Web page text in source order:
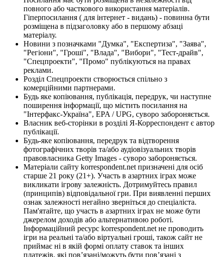
повного або часткового використання матеріалів.
Гіперпосилання ( для інтернет - видань) - повинна бути
розміщена в підзаголовку або в першому абзаці
матеріалу.
Новини з позначками "Думка", "Експертиза", "Заява",
"Регіони", "Гроші", "Влада", "Вибори", "Тест-драйв",
"Спецпроекти", "Промо" публікуються на правах
реклами.
Розділ Спецпроекти створюється спільно з
комерційними партнерами.
Будь яке копіювання, публікація, передрук, чи наступне
поширення інформації, що містить посилання на
"Інтерфакс-Україна", EPA / UPG, суворо забороняється.
Власник веб-сторінки в розділі Я-Корреспондент є автор
публікації.
Будь-яке копіювання, передрук та відтворення
фотографічних творів та/або аудіовізуальних творів
правовласника Getty Images - суворо забороняється.
Матеріали сайту korrespondent.net призначені для осіб
старше 21 року (21+). Участь в азартних іграх може
викликати ігрову залежність. Дотримуйтесь правил
(принципів) відповідальної гри. При виявленні перших
ознак залежності негайно зверніться до спеціаліста.
Пам'ятайте, що участь в азартних іграх не може бути
джерелом доходів або альтернативою роботі.
Інформаційний ресурс korrespondent.net не проводить
ігри на реальні та/або віртуальні гроші, також сайт не
приймає ні в якій формі оплату ставок та інших
платежів, які пов’язані/можуть бути пов’язані з